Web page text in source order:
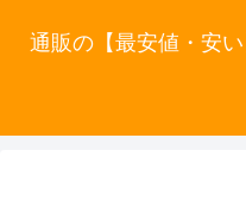
通販の【最安値・安